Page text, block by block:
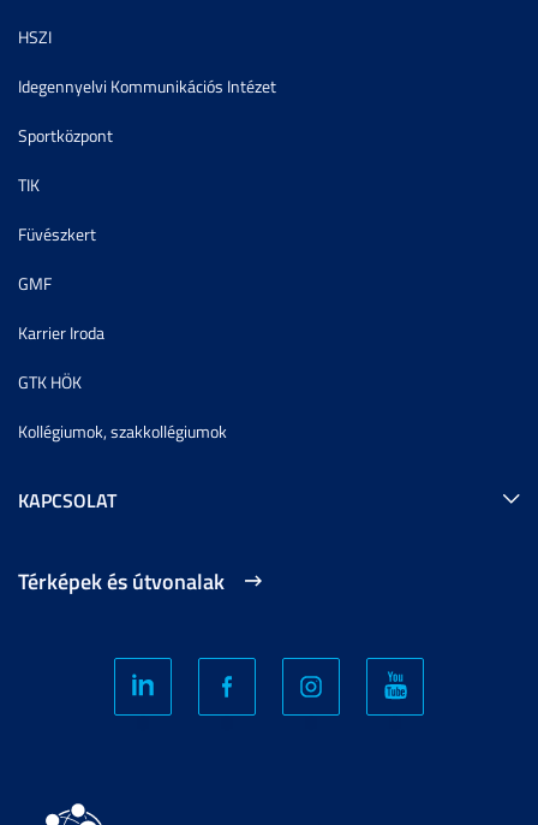
HSZI
Idegennyelvi Kommunikációs Intézet
Sportközpont
TIK
Füvészkert
GMF
Karrier Iroda
GTK HÖK
Kollégiumok, szakkollégiumok
KAPCSOLAT
Térképek és útvonalak